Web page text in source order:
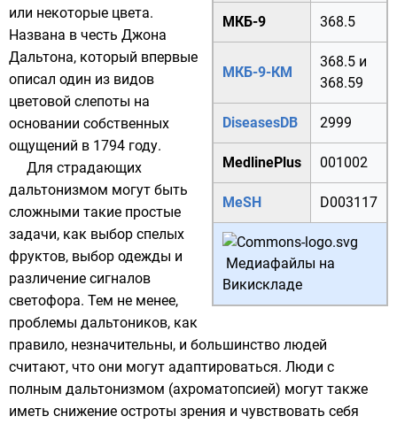
МКБ-9 368.5
МКБ-9-КМ
368.5 и
368.59
DiseasesDB 2999
MedlinePlus 001002
MeSH D003117
Медиафайлы на
Викискладе
или некоторые цвета.
Названа в честь Джона
Дальтона, который впервые
описал один из видов
цветовой слепоты на
основании собственных
ощущений в 1794 году.
Для страдающих
дальтонизмом могут быть
сложными такие простые
задачи, как выбор спелых
фруктов, выбор одежды и
различение сигналов
светофора. Тем не менее,
проблемы дальтоников, как
правило, незначительны, и большинство людей
считают, что они могут адаптироваться. Люди с
полным дальтонизмом (ахроматопсией) могут также
иметь снижение остроты зрения и чувствовать себя